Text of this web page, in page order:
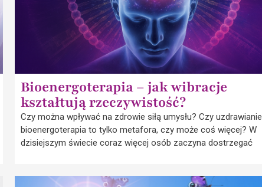
Bioenergoterapia – jak wibracje
kształtują rzeczywistość?
Czy można wpływać na zdrowie siłą umysłu? Czy uzdrawianie
bioenergoterapia to tylko metafora, czy może coś więcej? W
dzisiejszym świecie coraz więcej osób zaczyna dostrzegać